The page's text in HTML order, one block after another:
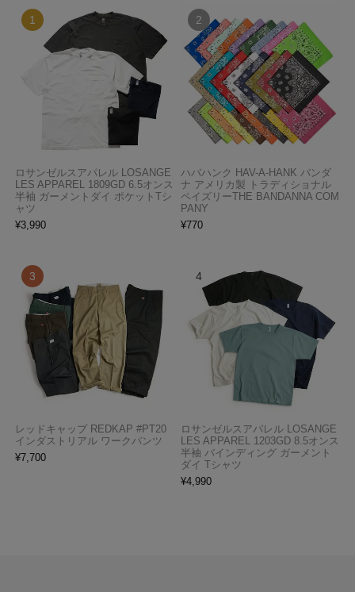
ロサンゼルスアパレル LOSANGE
LES APPAREL 1809GD 6.5オンス
半袖 ガーメントダイ ポケットTシ
ャツ
¥3,990
ハバハンク HAV-A-HANK バンダ
ナ アメリカ製 トラディショナル
ペイズリーTHE BANDANNA COM
PANY
¥770
レッドキャップ REDKAP #PT20
インダストリアル ワークパンツ
¥7,700
ロサンゼルスアパレル LOSANGE
LES APPAREL 1203GD 8.5オンス
半袖 バインディング ガーメント
ダイ Tシャツ
¥4,990